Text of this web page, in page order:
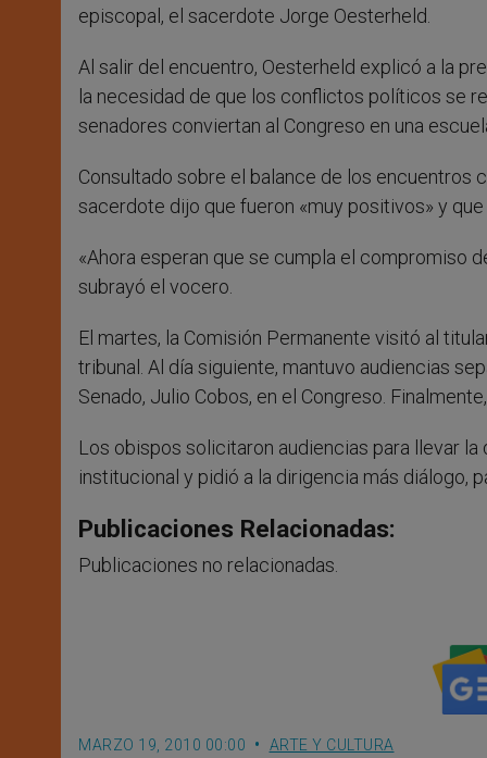
episcopal, el sacerdote Jorge Oesterheld.
Al salir del encuentro, Oesterheld explicó a la
la necesidad de que los conflictos políticos se
senadores conviertan al Congreso en una
Consultado sobre el balance de los encuentros
sacerdote dijo que fueron «muy positivos» y
«Ahora esperan que se cumpla el compromiso
subrayó el vocero.
El martes, la Comisión Permanente visitó al
tribunal. Al día siguiente, mantuvo audiencias
Senado, Julio Cobos, en el Congreso.
Los obispos solicitaron audiencias para llevar
institucional y pidió a la dirigencia más diálogo,
Publicaciones Relacionadas:
Publicaciones no relacionadas.
MARZO 19, 2010 00:00 ARTE Y CULTURA